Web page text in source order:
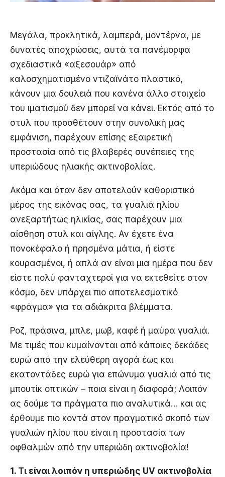
Μεγάλα, προκλητικά, λαμπερά, μοντέρνα, με
δυνατές αποχρώσεις, αυτά τα πανέμορφα
σχεδιαστικά «αξεσουάρ» από
καλοσχηματισμένο ντιζαϊνάτο πλαστικό,
κάνουν μια δουλειά που κανένα άλλο στοιχείο
του ιματισμού δεν μπορεί να κάνει. Εκτός από το
στυλ που προσθέτουν στην συνολική μας
εμφάνιση, παρέχουν επίσης εξαιρετική
προστασία από τις βλαβερές συνέπειες της
υπεριώδους ηλιακής ακτινοβολίας.
Ακόμα και όταν δεν αποτελούν καθοριστικό
μέρος της εικόνας σας, τα γυαλιά ηλίου
ανεξαρτήτως ηλικίας, σας παρέχουν μια
αίσθηση στυλ και αίγλης. Αν έχετε ένα
πονοκέφαλο ή πρησμένα μάτια, ή είστε
κουρασμένοι, ή απλά αν είναι μια ημέρα που δεν
είστε πολύ φανταχτεροί για να εκτεθείτε στον
κόσμο, δεν υπάρχει πιο αποτελεσματικό
«φράγμα» για τα αδιάκριτα βλέμματα.
Ροζ, πράσινα, μπλε, μωβ, καφέ ή μαύρα γυαλιά.
Με τιμές που κυμαίνονται από κάποιες δεκάδες
ευρώ από την ελεύθερη αγορά έως και
εκατοντάδες ευρώ για επώνυμα γυαλιά από τις
μπουτίκ οπτικών – ποια είναι η διαφορά; Λοιπόν
ας δούμε τα πράγματα πιο αναλυτικά… και ας
έρθουμε πιο κοντά στον πραγματικό σκοπό των
γυαλιών ηλίου που είναι η προστασία των
οφθαλμών από την υπεριώδη ακτινοβολία!
1. Τι είναι λοιπόν η υπεριώδης UV ακτινοβολία